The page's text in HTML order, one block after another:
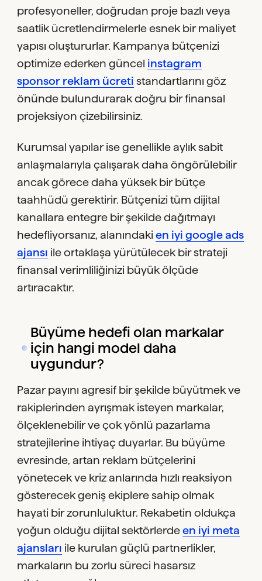
profesyoneller, doğrudan proje bazlı veya
saatlik ücretlendirmelerle esnek bir maliyet
yapısı oluştururlar. Kampanya bütçenizi
optimize ederken güncel instagram
sponsor reklam ücreti standartlarını göz
önünde bulundurarak doğru bir finansal
projeksiyon çizebilirsiniz.
Kurumsal yapılar ise genellikle aylık sabit
anlaşmalarıyla çalışarak daha öngörülebilir
ancak görece daha yüksek bir bütçe
taahhüdü gerektirir. Bütçenizi tüm dijital
kanallara entegre bir şekilde dağıtmayı
hedefliyorsanız, alanındakien iyi google ads
ajansı ile ortaklaşa yürütülecek bir strateji
finansal verimliliğinizi büyük ölçüde
artıracaktır.
Büyüme hedefi olan markalar
için hangi model daha
uygundur?
Pazar payını agresif bir şekilde büyütmek ve
rakiplerinden ayrışmak isteyen markalar,
ölçeklenebilir ve çok yönlü pazarlama
stratejilerine ihtiyaç duyarlar. Bu büyüme
evresinde, artan reklam bütçelerini
yönetecek ve kriz anlarında hızlı reaksiyon
gösterecek geniş ekiplere sahip olmak
hayati bir zorunluluktur. Rekabetin oldukça
yoğun olduğu dijital sektörlerdeen iyi meta
ajansları ile kurulan güçlü partnerlikler,
markaların bu zorlu süreci hasarsız